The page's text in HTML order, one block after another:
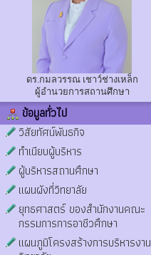
ดร.กมลวรรณ เชาว์ช่างเหล็ก
ผู้อำนวยการสถานศึกษา
ข้อมูลทั่วไป
วิสัยทัศน์พันธกิจ
ทำเนียบผู้บริหาร
ผู้บริหารสถานศึกษา
แผนผังที่วิทยาลัย
ยุทธศาสตร์ ของสำนักงานคณะ
กรรมการการอาชีวศึกษา
แผนภูมิโครงสร้างการบริหารงาน